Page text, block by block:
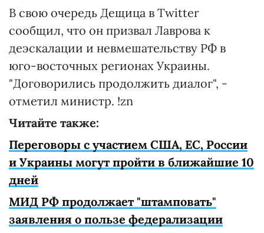
В свою очередь Дещица в Twitter
сообщил, что он призвал Лаврова к
деэскалации и невмешательству РФ в
юго-восточных регионах Украины.
"Договорились продолжить диалог", -
отметил министр. !zn
Читайте также:
Переговоры с участием США, ЕС, России
и Украины могут пройти в ближайшие 10
дней
МИД РФ продолжает "штамповать"
заявления о пользе федерализации